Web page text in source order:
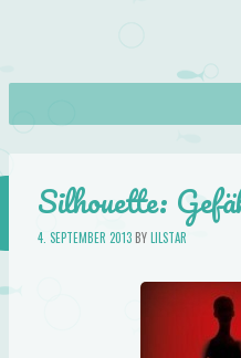
About
Books
Menu
Silhouette:
4. SEPTEMBER 2013BYLILSTAR